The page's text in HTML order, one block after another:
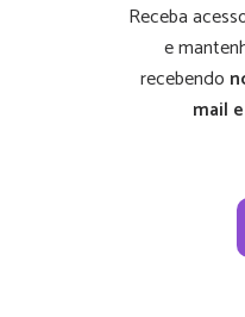
Receba
e
recebendo
mail